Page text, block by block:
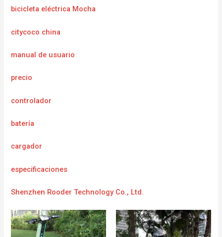
bicicleta eléctrica Mocha
citycoco china
manual de usuario
precio
controlador
batería
cargador
especificaciones
Shenzhen Rooder Technology Co., Ltd.